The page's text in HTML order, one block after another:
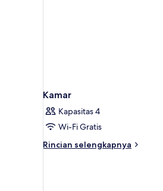
Kamar
Kapasitas 4
Wi-Fi Gratis
Rincian selengkapnya
Rincian